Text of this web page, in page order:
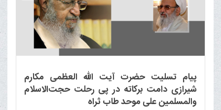
پیام تسلیت حضرت آیت الله العظمی مکارم
شیرازی دامت برکاته در پی رحلت حجت‌الاسلام
والمسلمین علی موحد طاب ثراه